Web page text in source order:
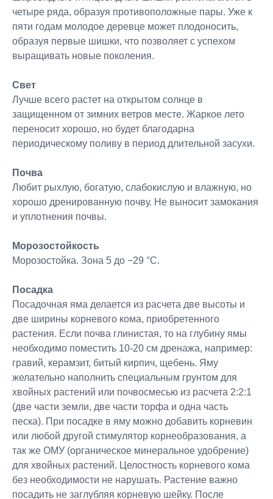
четыре ряда, образуя противоположные пары. Уже к
пяти годам молодое деревце может плодоносить,
образуя первые шишки, что позволяет с успехом
выращивать новые поколения.
Свет
Лучше всего растет на открытом солнце в
защищенном от зимних ветров месте. Жаркое лето
переносит хорошо, но будет благодарна
периодическому поливу в период длительной засухи.
Почва
Любит рыхлую, богатую, слабокислую и влажную, но
хорошо дренированную почву. Не выносит замокания
и уплотнения почвы.
Морозостойкость
Морозостойка. Зона 5 до −29 °C.
Посадка
Посадочная яма делается из расчета две высоты и
две ширины корневого кома, приобретенного
растения. Если почва глинистая, то на глубину ямы
необходимо поместить 10-20 см дренажа, например:
гравий, керамзит, битый кирпич, щебень. Яму
желательно наполнить специальным грунтом для
хвойных растений или почвосмесью из расчета 2:2:1
(две части земли, две части торфа и одна часть
песка). При посадке в яму можно добавить корневин
или любой другой стимулятор корнеобразования, а
так же ОМУ (органическое минеральное удобрение)
для хвойных растений. Целостность корневого кома
без необходимости не нарушать. Растение важно
посадить не заглубляя корневую шейку. После